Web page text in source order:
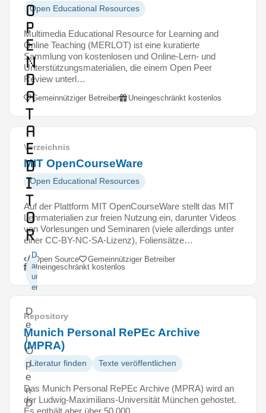
O
p
e
n
D
a
t
a
E
d
i
t
o
r
Daten
analysieren
und Code
erstellen
D
e
r
O
p
e
n
D
Open Educational Resources
Multimedia Educational Resource for Learning and
Online Teaching (MERLOT) ist eine kuratierte
Sammlung von kostenlosen und Online-Lern- und
Unterstützungsmaterialien, die einem Open Peer
Review unterl…
Gemeinnütziger Betreiber Uneingeschränkt kostenlos
Verzeichnis
MIT OpenCourseWare
Open Educational Resources
Auf der Plattform MIT OpenCourseWare stellt das MIT
Lehrmaterialien zur freien Nutzung ein, darunter Videos
von Vorlesungen und Seminaren (viele allerdings unter
einer CC-BY-NC-SA-Lizenz), Foliensätze…
Open Source
Gemeinnütziger Betreiber
Uneingeschränkt kostenlos
Repository
Munich Personal RePEc Archive
(MPRA)
Literatur finden Texte veröffentlichen
Das Munich Personal RePEc Archive (MPRA) wird an
der Ludwig-Maximilians-Universität München gehostet.
Es enthält aber über 50.000